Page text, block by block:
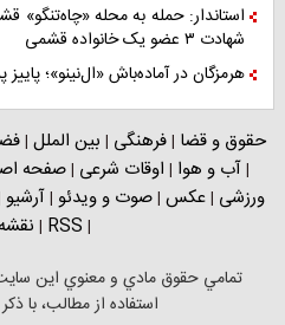
استاندار: حمله به محله
شهادت ۳ عضو یک خانواده قشمی
هرمزگان در آماده‌باش «ال‌نینو»؛
حقوق و قضا |فرهنگی | بین الملل |
|آب و هوا | اوقات شرعی |صفحه
ورزشی |عکس |صوت و ویدئو |آرشیو
|
RSS
|
تمامي حقوق مادي و معنوي اين
استفاده از مطالب، با